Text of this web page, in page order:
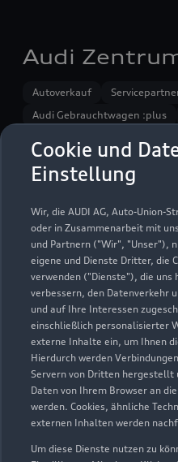
Cookie und
Einstellung
Wir, die AUDI AG, Auto-
oder in Zusammenarbeit mit
und Partnern ("Wir", "Unser"),
eigene und Dienste Dritter, die
verwenden ("Dienste"), die uns
verbessern, den Datenverkehr
und auf Ihre Interessen
einschließlich personalisierter
externe Inhalte ein, um Ihnen
Hierdurch werden
Servern von Dritten hergestellt
Daten von Ihrem Browser an
werden. Cookies, ähnliche
externen Inhalten werden
Um diese Dienste nutzen zu
Audi
Autoverkauf
Audi Gebrauchtwagen :plus
Schwabacher
90763 Fürth
0911 9971600